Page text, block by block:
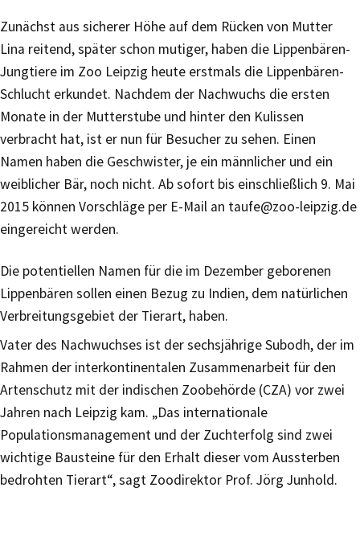
Zunächst aus sicherer Höhe auf dem Rücken von Mutter
Lina reitend, später schon mutiger, haben die Lippenbären-
Jungtiere im Zoo Leipzig heute erstmals die Lippenbären-
Schlucht erkundet. Nachdem der Nachwuchs die ersten
Monate in der Mutterstube und hinter den Kulissen
verbracht hat, ist er nun für Besucher zu sehen. Einen
Namen haben die Geschwister, je ein männlicher und ein
weiblicher Bär, noch nicht. Ab sofort bis einschließlich 9. Mai
2015 können Vorschläge per E-Mail an taufe@zoo-leipzig.de
eingereicht werden.
Die potentiellen Namen für die im Dezember geborenen
Lippenbären sollen einen Bezug zu Indien, dem natürlichen
Verbreitungsgebiet der Tierart, haben.
Vater des Nachwuchses ist der sechsjährige Subodh, der im
Rahmen der interkontinentalen Zusammenarbeit für den
Artenschutz mit der indischen Zoobehörde (CZA) vor zwei
Jahren nach Leipzig kam. „Das internationale
Populationsmanagement und der Zuchterfolg sind zwei
wichtige Bausteine für den Erhalt dieser vom Aussterben
bedrohten Tierart“, sagt Zoodirektor Prof. Jörg Junhold.